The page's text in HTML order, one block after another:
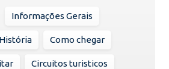
Informações Gerais
História Como chegar
Circuitos turisticos